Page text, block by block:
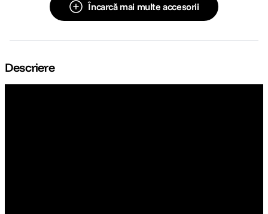
Încarcă mai multe accesorii
Descriere